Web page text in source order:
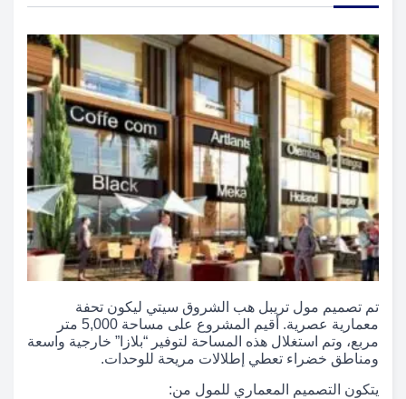
تم تصميم مول تريبل هب الشروق سيتي ليكون تحفة
معمارية عصرية. أقيم المشروع على مساحة 5,000 متر
مربع، وتم استغلال هذه المساحة لتوفير “بلازا” خارجية واسعة
ومناطق خضراء تعطي إطلالات مريحة للوحدات.
يتكون التصميم المعماري للمول من: